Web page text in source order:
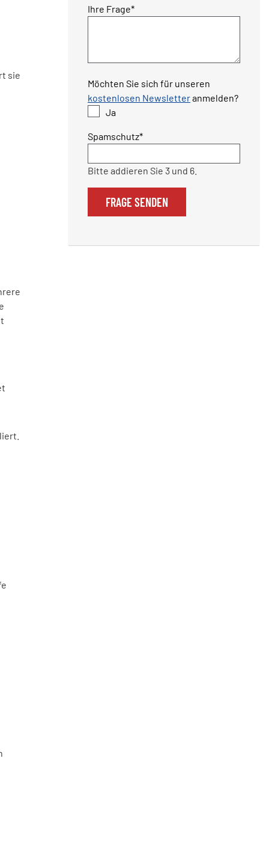
sie
Pflichtfeld
Ihre Frage*
Möchten Sie sich für unseren
kostenlosen Newsletteranmelden?
Ja
Pflichtfeld
Spamschutz*
Bitte addieren Sie 3 und 6.
FRAGE SENDEN